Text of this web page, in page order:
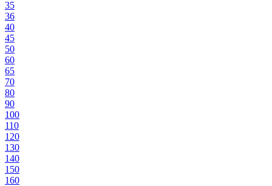
35
36
40
45
50
60
65
70
80
90
100
110
120
130
140
150
160